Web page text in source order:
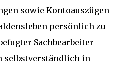
sowie Kontoauszügen
persönlich zu
Sachbearbeiter
selbstverständlich in